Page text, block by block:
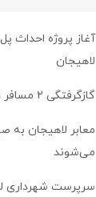
آغاز پروژه احداث
لاهیجان
گازگرفتگی ۲ مسافر در لاهیجان
معابر لاهیجان به
می‌شوند
سرپرست شهرداری